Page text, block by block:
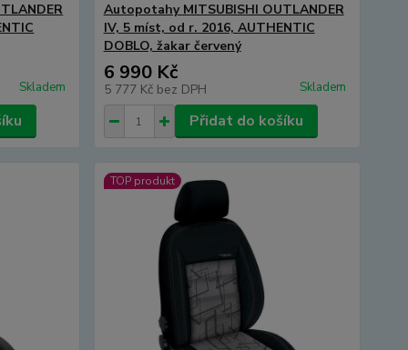
Skladem
Autopotahy MITSUBISHI OUTLANDER
IV, 5 míst, od r. 2016, AUTHENTIC
DOBLO, žakar červený
6 990 Kč
5 777 Kč bez DPH Skladem
Přidat do košíku
TOP produkt